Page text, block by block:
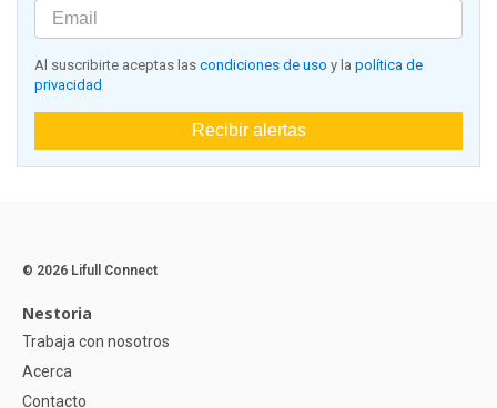
Al suscribirte aceptas las condiciones de uso y la política de
privacidad
Recibir alertas
© 2026 Lifull Connect
Nestoria
Trabaja con nosotros
Acerca
Contacto